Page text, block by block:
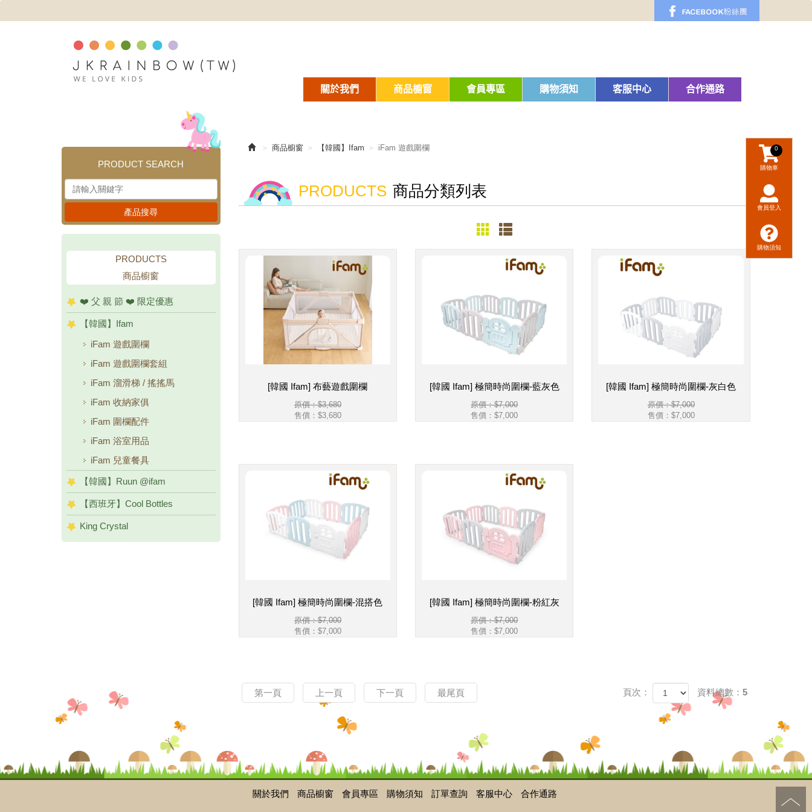
關於我們 商品櫥窗 會員專區 購物須知 客服中心 合作通路
PRODUCT SEARCH
產品搜尋
PRODUCTS
商品櫥窗
❤️ 父 親 節 ❤️ 限定優惠
【韓國】Ifam
iFam 遊戲圍欄
iFam 遊戲圍欄套組
iFam 溜滑梯 / 搖搖馬
iFam 收納家俱
iFam 圍欄配件
iFam 浴室用品
iFam 兒童餐具
【韓國】Ruun @ifam
【西班牙】Cool Bottles
King Crystal
商品櫥窗 【韓國】Ifam iFam 遊戲圍欄
PRODUCTS 商品分類列表
[韓國 Ifam] 布藝遊戲圍欄
原價：$3,680
售價： $3,680
[韓國 Ifam] 極簡時尚圍欄-藍灰色
原價：$7,000
售價：$7,000
[韓國 Ifam] 極簡時尚圍欄-灰白色
原價：$7,000
售價： $7,000
[韓國 Ifam] 極簡時尚圍欄-混搭色
原價：$7,000
售價： $7,000
[韓國 Ifam] 極簡時尚圍欄-粉紅灰
原價：$7,000
售價：$7,000
第一頁 上一頁 下一頁 最尾頁 頁次： 資料總數：5
購物車
0
會員登入
購物須知
關於我們 商品櫥窗 會員專區 購物須知 訂單查詢 客服中心 合作通路